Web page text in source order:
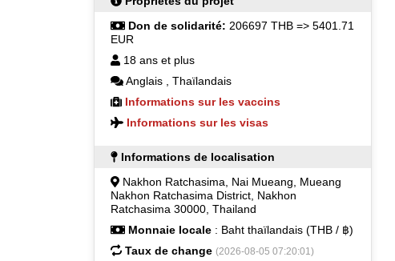
Don de solidarité: 206697 THB => 5401.71
EUR
18 ans et plus
Anglais , Thaïlandais
Informations sur les vaccins
Informations sur les visas
Informations de localisation
Nakhon Ratchasima, Nai Mueang, Mueang
Nakhon Ratchasima District, Nakhon
Ratchasima 30000, Thailand
Monnaie locale: Baht thaïlandais (THB / ฿)
Taux de change (2026-08-05 07:20:01)